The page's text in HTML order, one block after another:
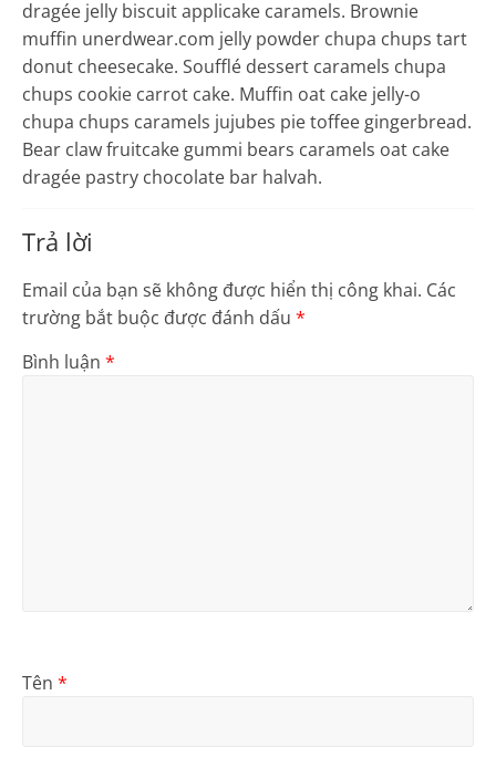
dragée jelly biscuit applicake caramels. Brownie
muffin unerdwear.com jelly powder chupa chups tart
donut cheesecake. Soufflé dessert caramels chupa
chups cookie carrot cake. Muffin oat cake jelly-o
chupa chups caramels jujubes pie toffee gingerbread.
Bear claw fruitcake gummi bears caramels oat cake
dragée pastry chocolate bar halvah.
Trả lời
Email của bạn sẽ không được hiển thị công khai. Các
trường bắt buộc được đánh dấu *
Bình luận *
Tên *